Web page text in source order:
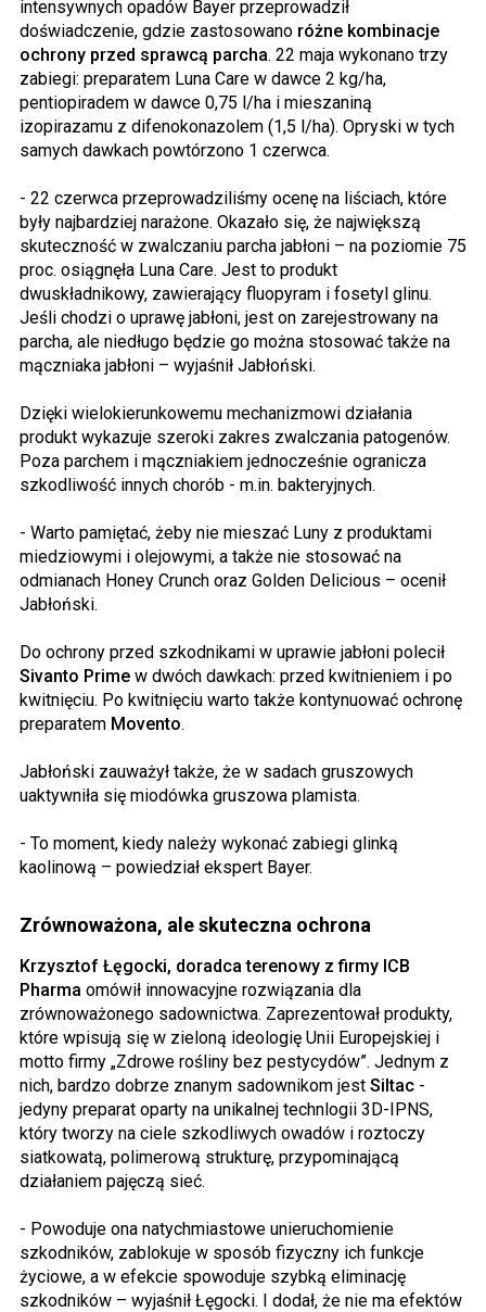
intensywnych opadów Bayer przeprowadził
doświadczenie, gdzie zastosowano różne kombinacje
ochrony przed sprawcą parcha. 22 maja wykonano trzy
zabiegi: preparatem Luna Care w dawce 2 kg/ha,
pentiopiradem w dawce 0,75 l/ha i mieszaniną
izopirazamu z difenokonazolem (1,5 l/ha). Opryski w tych
samych dawkach powtórzono 1 czerwca.
- 22 czerwca przeprowadziliśmy ocenę na liściach, które
były najbardziej narażone. Okazało się, że największą
skuteczność w zwalczaniu parcha jabłoni – na poziomie 75
proc. osiągnęła Luna Care. Jest to produkt
dwuskładnikowy, zawierający fluopyram i fosetyl glinu.
Jeśli chodzi o uprawę jabłoni, jest on zarejestrowany na
parcha, ale niedługo będzie go można stosować także na
mączniaka jabłoni – wyjaśnił Jabłoński.
Dzięki wielokierunkowemu mechanizmowi działania
produkt wykazuje szeroki zakres zwalczania patogenów.
Poza parchem i mączniakiem jednocześnie ogranicza
szkodliwość innych chorób - m.in. bakteryjnych.
- Warto pamiętać, żeby nie mieszać Luny z produktami
miedziowymi i olejowymi, a także nie stosować na
odmianach Honey Crunch oraz Golden Delicious – ocenił
Jabłoński.
Do ochrony przed szkodnikami w uprawie jabłoni polecił
Sivanto Prime w dwóch dawkach: przed kwitnieniem i po
kwitnięciu. Po kwitnięciu warto także kontynuować ochronę
preparatem Movento.
Jabłoński zauważył także, że w sadach gruszowych
uaktywniła się miodówka gruszowa plamista.
- To moment, kiedy należy wykonać zabiegi glinką
kaolinową – powiedział ekspert Bayer.
Zrównoważona, ale skuteczna ochrona
Krzysztof Łęgocki, doradca terenowy z firmy ICB
Pharma omówił innowacyjne rozwiązania dla
zrównoważonego sadownictwa. Zaprezentował produkty,
które wpisują się w zieloną ideologię Unii Europejskiej i
motto firmy „Zdrowe rośliny bez pestycydów”. Jednym z
nich, bardzo dobrze znanym sadownikom jest Siltac -
jedyny preparat oparty na unikalnej technlogii 3D-IPNS,
który tworzy na ciele szkodliwych owadów i roztoczy
siatkowatą, polimerową strukturę, przypominającą
działaniem pajęczą sieć.
- Powoduje ona natychmiastowe unieruchomienie
szkodników, zablokuje w sposób fizyczny ich funkcje
życiowe, a w efekcie spowoduje szybką eliminację
szkodników – wyjaśnił Łęgocki. I dodał, że nie ma efektów